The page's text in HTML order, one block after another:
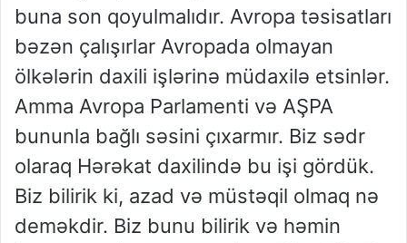
buna son qoyulmalıdır. Avropa təsisatları
bəzən çalışırlar Avropada olmayan
ölkələrin daxili işlərinə müdaxilə etsinlər.
Amma Avropa Parlamenti və AŞPA
bununla bağlı səsini çıxarmır. Biz sədr
olaraq Hərəkat daxilində bu işi gördük.
Biz bilirik ki, azad və müstəqil olmaq nə
deməkdir. Biz bunu bilirik və həmin